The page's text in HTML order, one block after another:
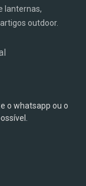
lanternas,
outdoor.
o whatsapp ou o